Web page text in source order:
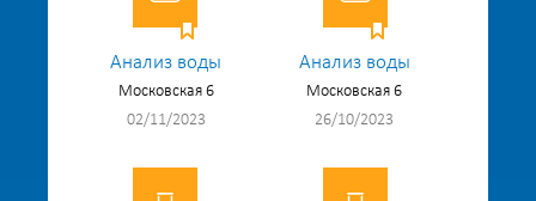
Анализ воды
Московская 6
02/11/2023
Анализ воды
Московская 6
26/10/2023